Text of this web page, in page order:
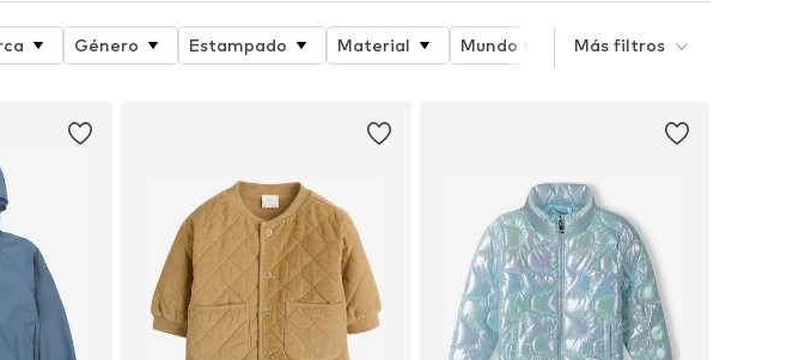
Género Estampado Material Mundo temático Atributo del
Más filtros